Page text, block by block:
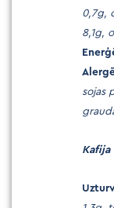
0,7g,
8,1g,
sojas
Kafija